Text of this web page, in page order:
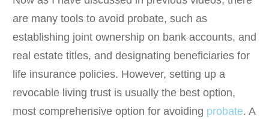
are many tools to avoid probate, such as
establishing joint ownership on bank accounts, and
real estate titles, and designating beneficiaries for
life insurance policies. However, setting up a
revocable living trust is usually the best option,
most comprehensive option for avoiding probate. A